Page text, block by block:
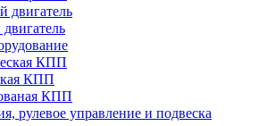
КПП
КПП
КПП
рулевое управление и подвеска